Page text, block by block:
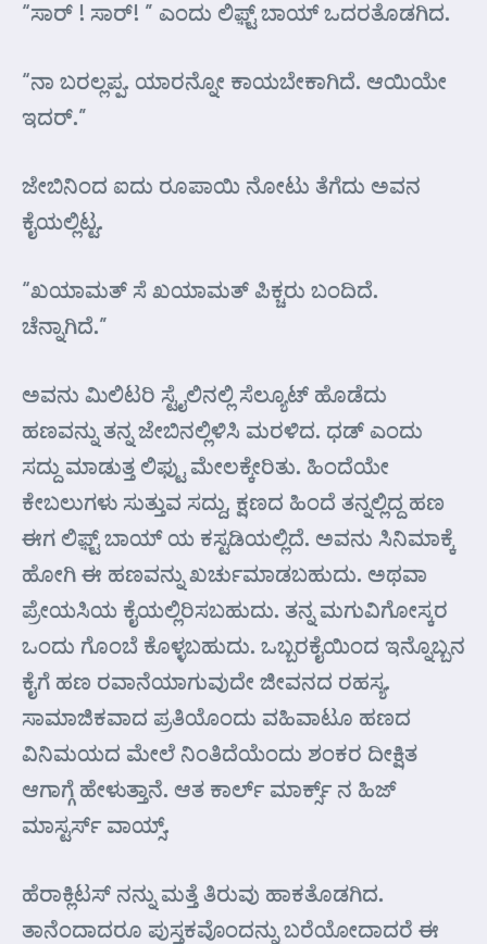
“ಸಾರ್ ! ಸಾರ್! ” ಎಂದು ಲಿಫ಼್ಟ್ ಬಾಯ್ ಒದರತೊಡಗಿದ.
“ನಾ ಬರಲ್ಲಪ್ಪ. ಯಾರನ್ನೋ ಕಾಯಬೇಕಾಗಿದೆ. ಆಯಿಯೇ
ಇದರ್.”
ಜೇಬಿನಿಂದ ಐದು ರೂಪಾಯಿ ನೋಟು ತೆಗೆದು ಅವನ
ಕೈಯಲ್ಲಿಟ್ಟ.
“ಖಯಾಮತ್ ಸೆ ಖಯಾಮತ್ ಪಿಕ್ಚರು ಬಂದಿದೆ.
ಚೆನ್ನಾಗಿದೆ.”
ಅವನು ಮಿಲಿಟರಿ ಸ್ಟೈಲಿನಲ್ಲಿ ಸೆಲ್ಯೂಟ್ ಹೊಡೆದು
ಹಣವನ್ನು ತನ್ನ ಜೇಬಿನಲ್ಲಿಳಿಸಿ ಮರಳಿದ. ಧಡ್ ಎಂದು
ಸದ್ದು ಮಾಡುತ್ತ ಲಿಫ್ಟು ಮೇಲಕ್ಕೇರಿತು. ಹಿಂದೆಯೇ
ಕೇಬಲುಗಳು ಸುತ್ತುವ ಸದ್ದು, ಕ್ಷಣದ ಹಿಂದೆ ತನ್ನಲ್ಲಿದ್ದ ಹಣ
ಈಗ ಲಿಫ಼್ಟ್ ಬಾಯ್ ಯ ಕಸ್ಟಡಿಯಲ್ಲಿದೆ. ಅವನು ಸಿನಿಮಾಕ್ಕೆ
ಹೋಗಿ ಈ ಹಣವನ್ನು ಖರ್ಚುಮಾಡಬಹುದು. ಅಥವಾ
ಪ್ರೇಯಸಿಯ ಕೈಯಲ್ಲಿರಿಸಬಹುದು. ತನ್ನ ಮಗುವಿಗೋಸ್ಕರ
ಒಂದು ಗೊಂಬೆ ಕೊಳ್ಳಬಹುದು. ಒಬ್ಬರಕೈಯಿಂದ ಇನ್ನೊಬ್ಬನ
ಕೈಗೆ ಹಣ ರವಾನೆಯಾಗುವುದೇ ಜೀವನದ ರಹಸ್ಯ.
ಸಾಮಾಜಿಕವಾದ ಪ್ರತಿಯೊಂದು ವಹಿವಾಟೂ ಹಣದ
ವಿನಿಮಯದ ಮೇಲೆ ನಿಂತಿದೆಯೆಂದು ಶಂಕರ ದೀಕ್ಷಿತ
ಆಗಾಗ್ಗೆ ಹೇಳುತ್ತಾನೆ. ಆತ ಕಾರ್ಲ್ ಮಾರ್ಕ್ಸ್ ನ ಹಿಜ್
ಮಾಸ್ಟರ್ಸ್ ವಾಯ್ಸ್.
ಹೆರಾಕ್ಲಿಟಸ್ ನನ್ನು ಮತ್ತೆ ತಿರುವು ಹಾಕತೊಡಗಿದ.
ತಾನೆಂದಾದರೂ ಪುಸ್ತಕವೊಂದನ್ನು ಬರೆಯೋದಾದರೆ ಈ